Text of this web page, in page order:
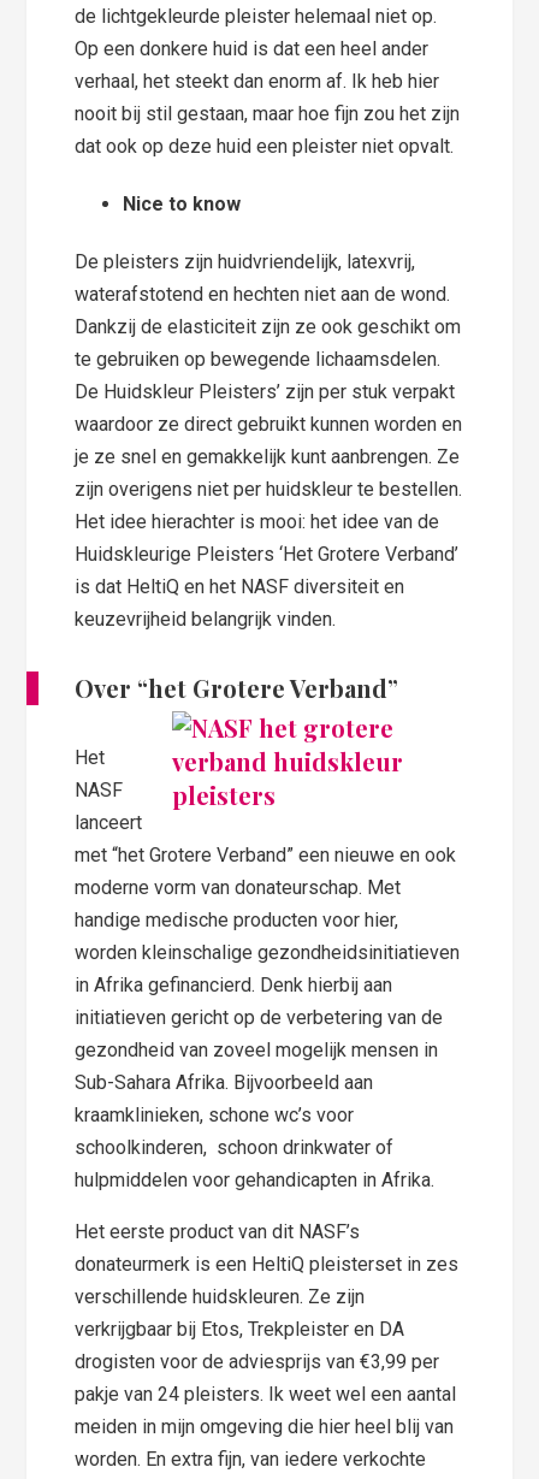
de lichtgekleurde pleister helemaal niet op.
Op een donkere huid is dat een heel ander
verhaal, het steekt dan enorm af. Ik heb hier
nooit bij stil gestaan, maar hoe fijn zou het zijn
dat ook op deze huid een pleister niet opvalt.
Nice to know
De pleisters zijn huidvriendelijk, latexvrij,
waterafstotend en hechten niet aan de wond.
Dankzij de elasticiteit zijn ze ook geschikt om
te gebruiken op bewegende lichaamsdelen.
De Huidskleur Pleisters’ zijn per stuk verpakt
waardoor ze direct gebruikt kunnen worden en
je ze snel en gemakkelijk kunt aanbrengen. Ze
zijn overigens niet per huidskleur te bestellen.
Het idee hierachter is mooi: het idee van de
Huidskleurige Pleisters ‘Het Grotere Verband’
is dat HeltiQ en het NASF diversiteit en
keuzevrijheid belangrijk vinden.
Over “het Grotere Verband”
Het
NASF
lanceert
met “het Grotere Verband” een nieuwe en ook
moderne vorm van donateurschap. Met
handige medische producten voor hier,
worden kleinschalige gezondheidsinitiatieven
in Afrika gefinancierd. Denk hierbij aan
initiatieven gericht op de verbetering van de
gezondheid van zoveel mogelijk mensen in
Sub-Sahara Afrika. Bijvoorbeeld aan
kraamklinieken, schone wc’s voor
schoolkinderen, schoon drinkwater of
hulpmiddelen voor gehandicapten in Afrika.
Het eerste product van dit NASF’s
donateurmerk is een HeltiQ pleisterset in zes
verschillende huidskleuren. Ze zijn
verkrijgbaar bij Etos, Trekpleister en DA
drogisten voor de adviesprijs van €3,99 per
pakje van 24 pleisters. Ik weet wel een aantal
meiden in mijn omgeving die hier heel blij van
worden. En extra fijn, van iedere verkochte